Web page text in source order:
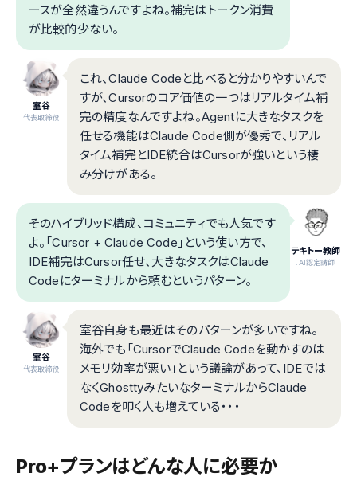
ースが全然違うんですよね。補完はトークン消費
が比較的少ない。
室谷
代表取締役
これ、Claude Codeと比べると分かりやすいんで
すが、Cursorのコア価値の一つはリアルタイム補
完の精度なんですよね。Agentに大きなタスクを
任せる機能はClaude Code側が優秀で、リアル
タイム補完とIDE統合はCursorが強いという棲
み分けがある。
テキトー教師
.AI認定講師
そのハイブリッド構成、コミュニティでも人気です
よ。「Cursor + Claude Code」という使い方で、
IDE補完はCursor任せ、大きなタスクはClaude
Codeにターミナルから頼むというパターン。
室谷
代表取締役
室谷自身も最近はそのパターンが多いですね。
海外でも「CursorでClaude Codeを動かすのは
メモリ効率が悪い」という議論があって、IDEでは
なくGhosttyみたいなターミナルからClaude
Codeを叩く人も増えている・・・
Pro+プランはどんな人に必要か